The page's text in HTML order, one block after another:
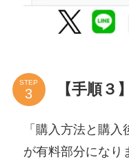
STEP 【手順３
「購入方法と購
が有料部分になり